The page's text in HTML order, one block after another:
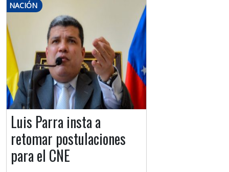
NACIÓN
Luis Parra insta a
retomar postulaciones
para el CNE